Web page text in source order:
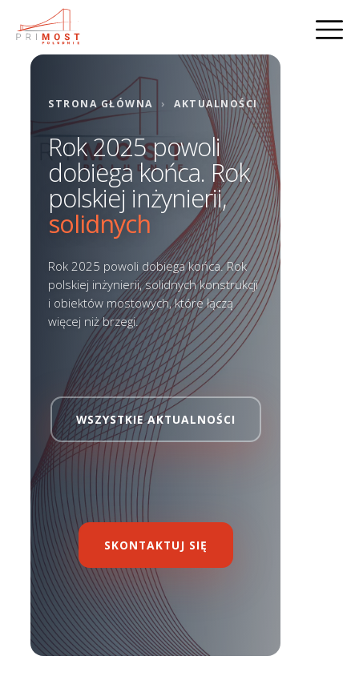
STRONA GŁÓWNA › AKTUALNOŚCI
Rok 2025 powoli
dobiega końca. Rok
polskiej inżynierii,
solidnych
Rok 2025 powoli dobiega końca. Rok
polskiej inżynierii, solidnych konstrukcji
i obiektów mostowych, które łączą
więcej niż brzegi.
WSZYSTKIE AKTUALNOŚCI
SKONTAKTUJ SIĘ